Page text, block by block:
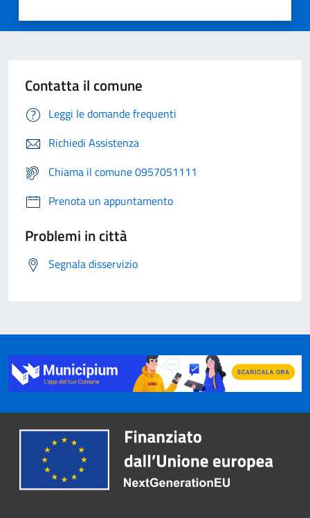
Contatta il comune
Leggi le domande frequenti
Richiedi Assistenza
Chiama il comune 0957051111
Prenota un appuntamento
Problemi in città
Segnala disservizio